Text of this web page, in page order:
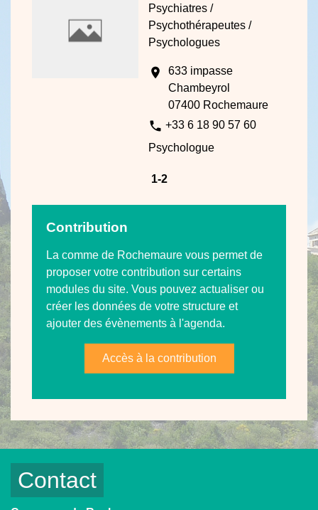
Psychiatres /
Psychothérapeutes /
Psychologues
location_on
633 impasse
Chambeyrol
07400 Rochemaure
phone +33 6 18 90 57 60
Psychologue
1-2
Contribution
La comme de Rochemaure vous permet de
proposer votre contribution sur certains
modules du site. Vous pouvez actualiser ou
créer les données de votre structure et
ajouter des évènements à l'agenda.
Accès à la contribution
Contact